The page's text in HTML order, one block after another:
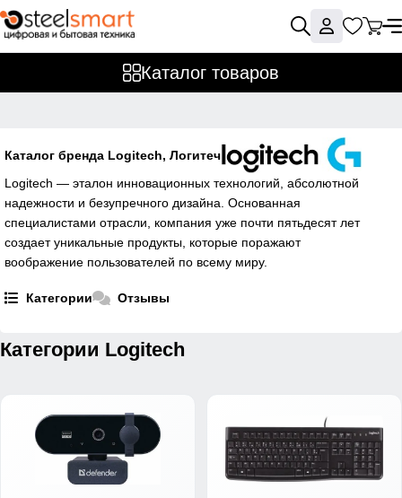
Каталог товаров
Каталог бренда Logitech, Логитеч
Logitech — эталон инновационных технологий, абсолютной
надежности и безупречного дизайна. Основанная
специалистами отрасли, компания уже почти пятьдесят лет
создает уникальные продукты, которые поражают
воображение пользователей по всему миру.
Категории Отзывы
Категории Logitech